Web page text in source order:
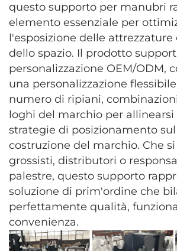
questo supporto per manubri
elemento essenziale per
l'esposizione delle attrezzature
dello spazio. Il prodotto
personalizzazione OEM/ODM,
una personalizzazione
numero di ripiani,
loghi del marchio per allinearsi
strategie di posizionamento
costruzione del marchio. Che
grossisti, distributori o
palestre, questo supporto
soluzione di prim'ordine che
perfettamente qualità,
convenienza.